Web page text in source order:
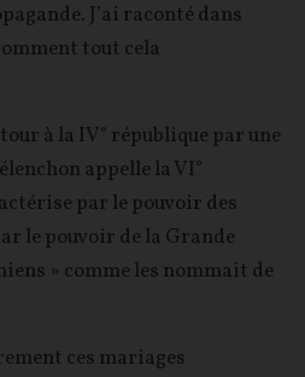
J’ai raconté dans
tout cela
à la IV° république par une
appelle la VI°
par le pouvoir des
le pouvoir de la Grande
» comme les nommait de
ces mariages